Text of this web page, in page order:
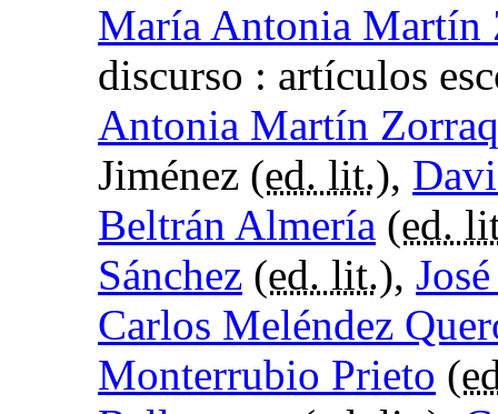
María Antonia Martín
discurso : artículos
Antonia Martín
Jiménez (ed. lit.),
Beltrán Almería (ed.
Sánchez (ed. lit.),
Carlos Meléndez
Monterrubio Prieto (